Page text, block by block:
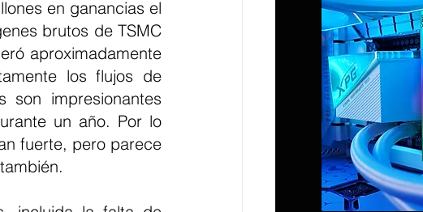
brutos de TSMC
aproximadamente
los flujos de
son impresionantes
un año. Por lo
fuerte, pero parece